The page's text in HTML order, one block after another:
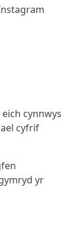
cynnwys
cyfrif
yr